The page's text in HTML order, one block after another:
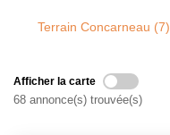
Terrain Concarneau (7)
Afficher la carte
68 annonce(s) trouvée(s)